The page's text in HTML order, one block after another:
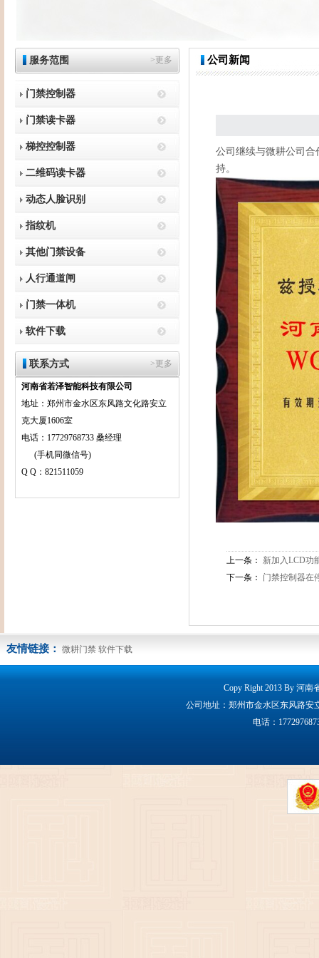
服务范围 >更多
门禁控制器
门禁读卡器
梯控控制器
二维码读卡器
动态人脸识别
指纹机
其他门禁设备
人行通道闸
门禁一体机
软件下载
联系方式 >更多
河南省若泽智能科技有限公司
地址：郑州市金水区东风路文化路安立
克大厦1606室
电话：17729768733 桑经理
(手机同微信号)
Q Q：821511059
公司新闻
公司继续与微耕公司合
持。
上一条： 新加入LCD功
下一条： 门禁控制器在
友情链接： 微耕门禁 软件下载
Copy Right 2013 By 河南
公司地址：郑州市金水区东风路安
电话：